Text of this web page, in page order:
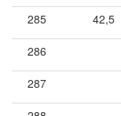
285 42,5
286
287